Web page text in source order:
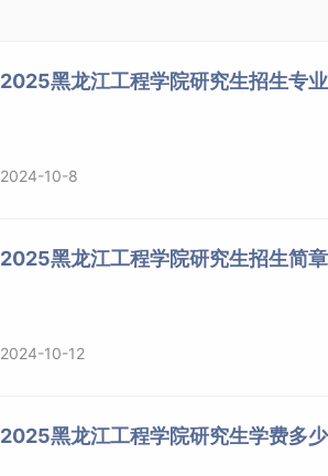
2025黑龙江工程学院研究生招生专
2024-10-8
2025黑龙江工程学院研究生招生简章
2024-10-12
2025黑龙江工程学院研究生学费多